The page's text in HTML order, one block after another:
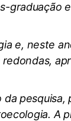
graduação
e, neste
pesquisa,
A